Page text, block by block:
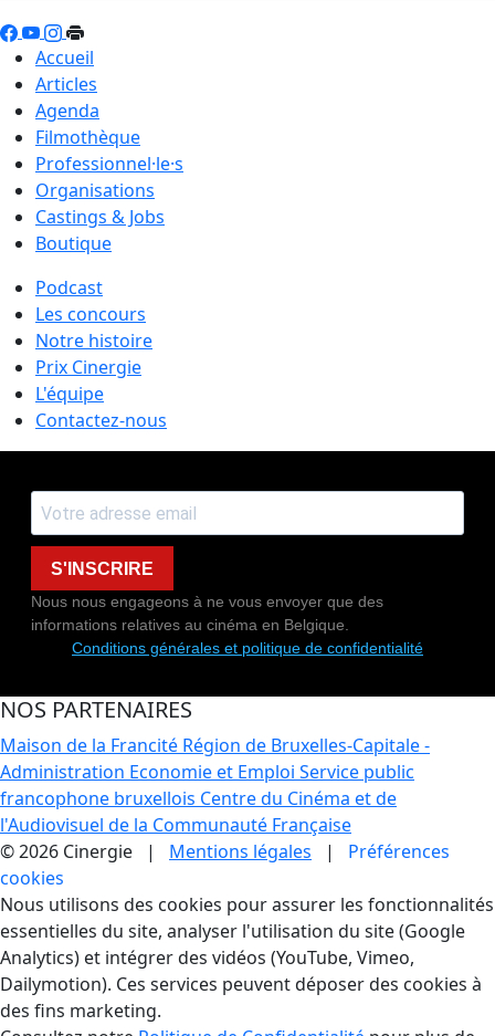
Accueil
Articles
Agenda
Filmothèque
Professionnel·le·s
Organisations
Castings & Jobs
Boutique
Podcast
Les concours
Notre histoire
Prix Cinergie
L'équipe
Contactez-nous
S'INSCRIRE
Nous nous engageons à ne vous envoyer que des
informations relatives au cinéma en Belgique.
Conditions générales et politique de confidentialité
NOS PARTENAIRES
Maison de la Francité Région de Bruxelles-Capitale -
Administration Economie et Emploi Service public
francophone bruxellois Centre du Cinéma et de
l'Audiovisuel de la Communauté Française
© 2026 Cinergie | Mentions légales | Préférences
cookies
Gestion des Cookies
Nous utilisons des cookies pour assurer les fonctionnalités
essentielles du site, analyser l'utilisation du site (Google
Analytics) et intégrer des vidéos (YouTube, Vimeo,
Dailymotion). Ces services peuvent déposer des cookies à
des fins marketing.